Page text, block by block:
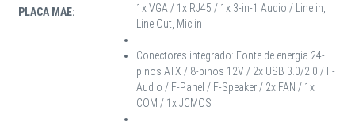
PLACA MAE:
1x VGA / 1x RJ45 / 1x 3-in-1 Audio / Line in,
Line Out, Mic in
Conectores integrado: Fonte de energia 24-
pinos ATX / 8-pinos 12V / 2x USB 3.0/2.0 / F-
Audio / F-Panel / F-Speaker / 2x FAN / 1x
COM / 1x JCMOS